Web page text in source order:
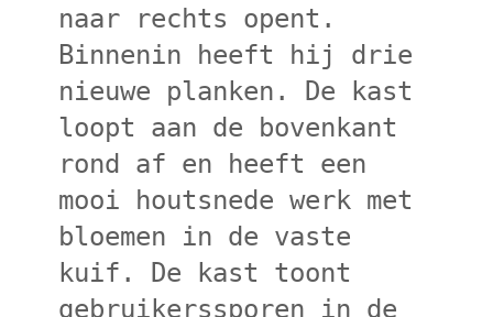
naar rechts opent.
Binnenin heeft hij drie
nieuwe planken. De kast
loopt aan de bovenkant
rond af en heeft een
mooi houtsnede werk met
bloemen in de vaste
kuif. De kast toont
gebruikerssporen in de